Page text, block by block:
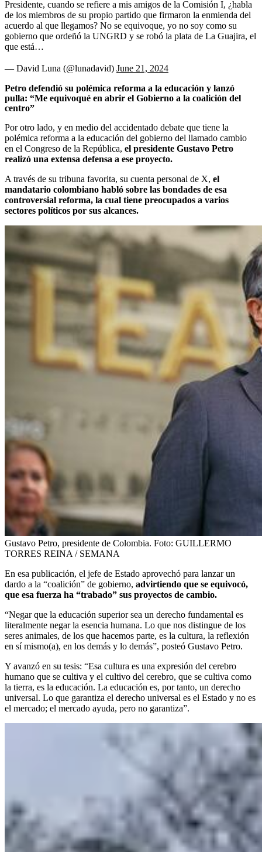
Presidente, cuando se refiere a mis amigos de la Comisión I, ¿habla
de los miembros de su propio partido que firmaron la enmienda del
acuerdo al que llegamos? No se equivoque, yo no soy como su
gobierno que ordeñó la UNGRD y se robó la plata de La Guajira, el
que está…
— David Luna (@lunadavid) June 21, 2024
Petro defendió su polémica reforma a la educación y lanzó
pulla: “Me equivoqué en abrir el Gobierno a la coalición del
centro”
Por otro lado, y en medio del accidentado debate que tiene la
polémica reforma a la educación del gobierno del llamado cambio
en el Congreso de la República, el presidente Gustavo Petro
realizó una extensa defensa a ese proyecto.
A través de su tribuna favorita, su cuenta personal de X, el
mandatario colombiano habló sobre las bondades de esa
controversial reforma, la cual tiene preocupados a varios
sectores políticos por sus alcances.
Gustavo Petro, presidente de Colombia. Foto: GUILLERMO
TORRES REINA / SEMANA
En esa publicación, el jefe de Estado aprovechó para lanzar un
dardo a la “coalición” de gobierno, advirtiendo que se equivocó,
que esa fuerza ha “trabado” sus proyectos de cambio.
“Negar que la educación superior sea un derecho fundamental es
literalmente negar la esencia humana. Lo que nos distingue de los
seres animales, de los que hacemos parte, es la cultura, la reflexión
en sí mismo(a), en los demás y lo demás”, posteó Gustavo Petro.
Y avanzó en su tesis: “Esa cultura es una expresión del cerebro
humano que se cultiva y el cultivo del cerebro, que se cultiva como
la tierra, es la educación. La educación es, por tanto, un derecho
universal. Lo que garantiza el derecho universal es el Estado y no es
el mercado; el mercado ayuda, pero no garantiza”.